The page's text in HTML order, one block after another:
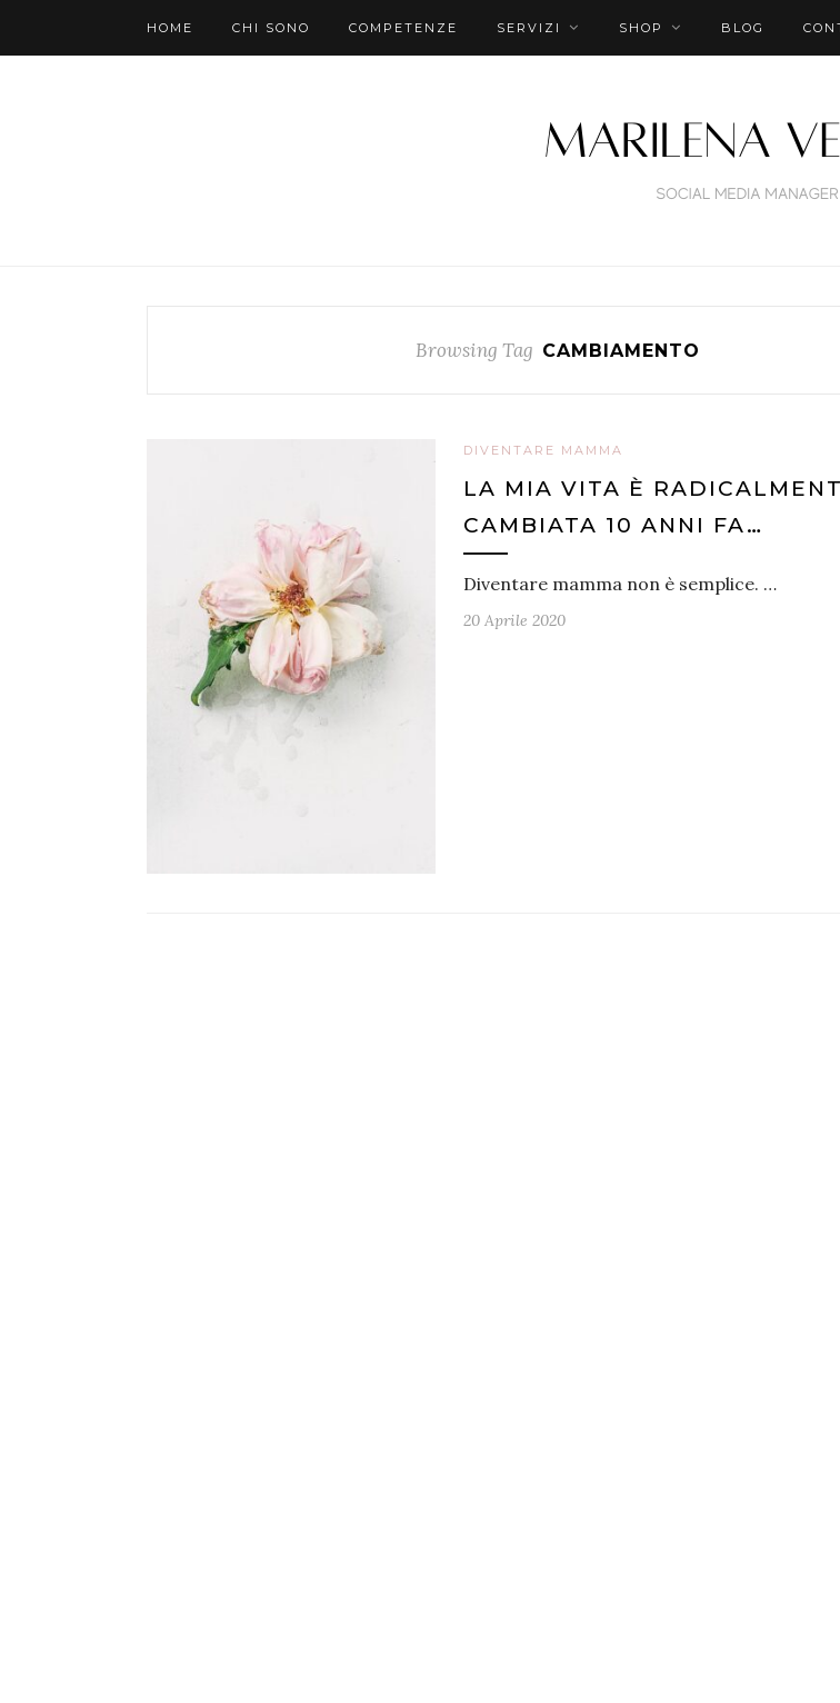
HOME CHI SONO COMPETENZE SERVIZI SHOP BLOG
Browsing Tag CAMBIAMENTO
DIVENTARE MAMMA
LA MIA VITA È
CAMBIATA 10 ANNI FA…
Diventare mamma non è semplice. …
20 Aprile 2020